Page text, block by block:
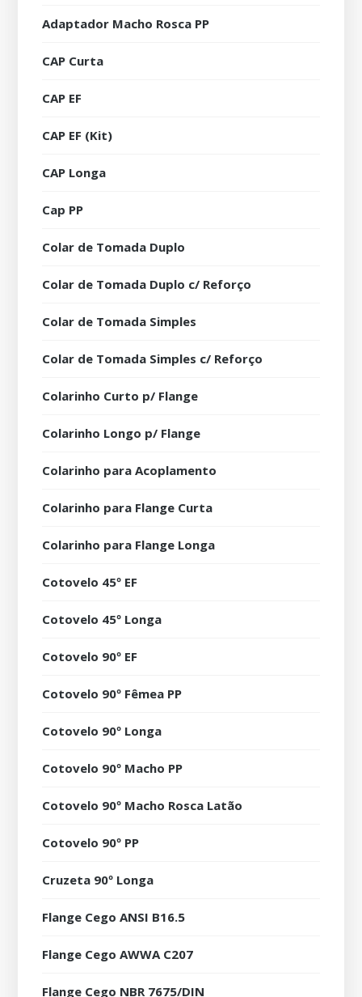
Adaptador Macho Rosca PP
CAP Curta
CAP EF
CAP EF (Kit)
CAP Longa
Cap PP
Colar de Tomada Duplo
Colar de Tomada Duplo c/ Reforço
Colar de Tomada Simples
Colar de Tomada Simples c/ Reforço
Colarinho Curto p/ Flange
Colarinho Longo p/ Flange
Colarinho para Acoplamento
Colarinho para Flange Curta
Colarinho para Flange Longa
Cotovelo 45º EF
Cotovelo 45º Longa
Cotovelo 90º EF
Cotovelo 90º Fêmea PP
Cotovelo 90º Longa
Cotovelo 90º Macho PP
Cotovelo 90º Macho Rosca Latão
Cotovelo 90º PP
Cruzeta 90º Longa
Flange Cego ANSI B16.5
Flange Cego AWWA C207
Flange Cego NBR 7675/DIN